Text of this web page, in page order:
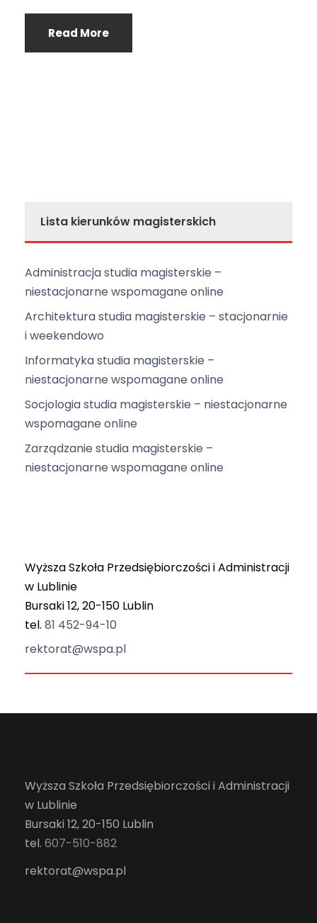
Read More
Lista kierunków magisterskich
Administracja studia magisterskie –
niestacjonarne wspomagane online
Architektura studia magisterskie – stacjonarnie
i weekendowo
Informatyka studia magisterskie –
niestacjonarne wspomagane online
Socjologia studia magisterskie – niestacjonarne
wspomagane online
Zarządzanie studia magisterskie –
niestacjonarne wspomagane online
Wyższa Szkoła Przedsiębiorczości i Administracji
w Lublinie
Bursaki 12, 20-150 Lublin
tel. 81 452-94-10
rektorat@wspa.pl
Wyższa Szkoła Przedsiębiorczości i Administracji
w Lublinie
Bursaki 12, 20-150 Lublin
tel. 607-510-882
rektorat@wspa.pl